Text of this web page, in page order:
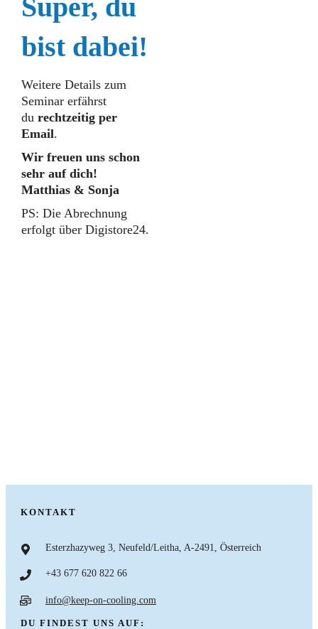
Super, du
bist dabei!
Weitere Details zum
Seminar erfährst
du rechtzeitig per
Email.
Wir freuen uns schon
sehr auf dich!
Matthias & Sonja
PS: Die Abrechnung
erfolgt über Digistore24.
KONTAKT
Esterzhazyweg 3, Neufeld/Leitha, A-2491, Österreich
+43 677 620 822 66
info@keep-on-cooling.com
DU FINDEST UNS AUF: